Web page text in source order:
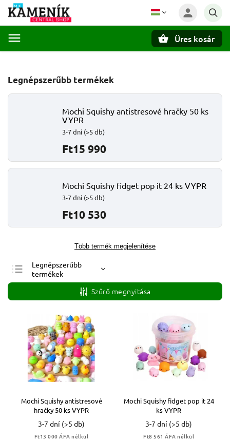
Üres kosár
Legnépszerűbb termékek
Mochi Squishy antistresové hračky 50 ks
VYPR
3-7 dní (>5 db)
Ft15 990
Mochi Squishy fidget pop it 24 ks VYPR
3-7 dní (>5 db)
Ft10 530
Több termék megjelenítése
Legnépszerűbb
termékek
Legolcsóbb elöl
Legdrágább
ABC szerint
Szűrő megnyitása
Mochi Squishy antistresové
hračky 50 ks VYPR
3-7 dní (>5 db)
Ft13 000 ÁFA nélkül
Mochi Squishy fidget pop it 24
ks VYPR
3-7 dní (>5 db)
Ft8 561 ÁFA nélkül